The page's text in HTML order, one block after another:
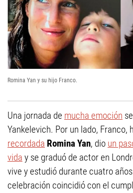
Romina Yan y su hijo Franco.
Una jornada de mucha emoción
Yankelevich. Por un lado, Franco,
recordada Romina Yan, dio un
vida y se graduó de actor en
vive y estudió durante cuatro
celebración coincidió con el